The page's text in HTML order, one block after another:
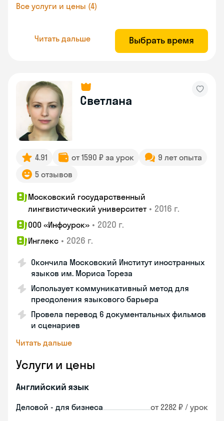
Все услуги и цены (4)
Читать дальше Выбрать время
Светлана
4.91 от 1590 ₽ за урок
9 лет опыта
5 отзывов
Московский государственный
лингвистический университет • 2016 г.
ООО «Инфоурок» • 2020 г.
Инглекс • 2026 г.
Окончила Московский Институт иностранных
языков им. Мориса Тореза
Использует коммуникативный метод для
преодоления языкового барьера
Провела перевод 6 документальных фильмов
и сценариев
Читать дальше
Услуги и цены
Английский язык
Деловой - для бизнеса от 2282 ₽ / урок